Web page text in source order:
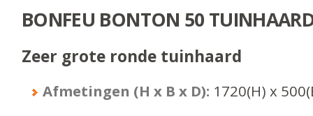
BONFEU BONTON 50
Zeer grote ronde tuinhaard
Afmetingen (H x B x D): 1720(H) x 500